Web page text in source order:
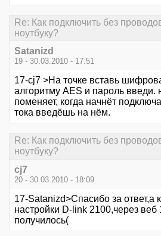
Re: Как подключить без
ноутбуку?
Satanizd
19 - 30.03.2010 - 17:51
17-cj7 >На точке вставь
алгоритму AES и пароль введи.
поменяет, когда начнёт
тока введёшь на нём.
Re: Как подключить без
ноутбуку?
cj7
20 - 30.03.2010 - 18:09
17-Satanizd>Спасибо за ответ,а
настройки D-link 2100,через
получилось(